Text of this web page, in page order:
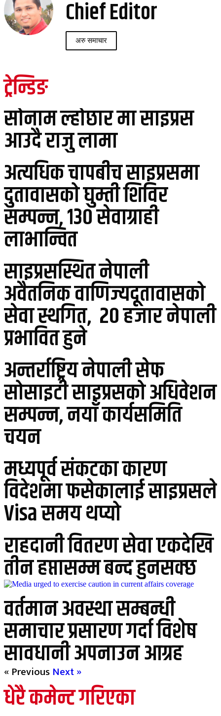
Chief Editor
अरु समाचार
ट्रेन्डिङ
सोनाम ल्होछार मा साइप्रस
आउदै राजु लामा
अत्यधिक चापबीच साइप्रसमा
दुतावासको घुम्ती शिविर
सम्पन्न, १३० सेवाग्राही
लाभान्वित
साइप्रसस्थित नेपाली
अवैतनिक वाणिज्यदूतावासको
सेवा स्थगित, २० हजार नेपाली
प्रभावित हुने
अन्तर्राष्ट्रिय नेपाली सेफ
सोसाइटी साइप्रसको अधिवेशन
सम्पन्न, नयाँ कार्यसमिति
चयन
मध्यपूर्व संकटका कारण
विदेशमा फसेकालाई साइप्रसले
Visa समय थप्यो
राहदानी वितरण सेवा एकदेखि
तीन हप्तासम्म बन्द हुनसक्छ
वर्तमान अवस्था सम्बन्धी
समाचार प्रसारण गर्दा विशेष
सावधानी अपनाउन आग्रह
« Previous Next »
धेरै कमेन्ट गरिएका